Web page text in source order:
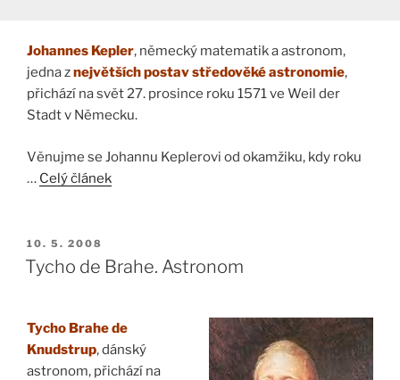
Johannes Kepler, německý matematik a astronom,
jedna znejvětších postav středověké astronomie,
přichází na svět 27. prosince roku 1571 ve Weil der
Stadt v Německu.
Věnujme se Johannu Keplerovi od okamžiku, kdy roku
… Celý článek
PUBLIKOVÁNO
10. 5. 2008
Tycho de Brahe. Astronom
Tycho Brahe de
Knudstrup, dánský
astronom, přichází na